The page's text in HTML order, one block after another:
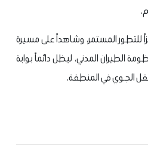
للتطور المستمر، وشاهداً على مسيرة
الطيران المدني، ليظل دائماً بوابة
الجوي في المنطقة.